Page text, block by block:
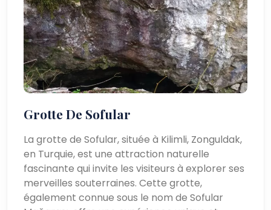
Grotte De Sofular
La grotte de Sofular, située à Kilimli, Zonguldak,
en Turquie, est une attraction naturelle
fascinante qui invite les visiteurs à explorer ses
merveilles souterraines. Cette grotte,
également connue sous le nom de Sofular